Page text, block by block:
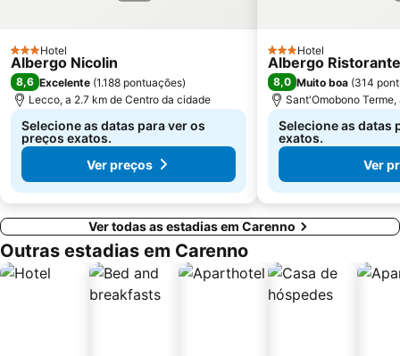
Duomo Metro Station
Abbiategrasso Metro Station
3 Estrelas
Hotel
Albergo Nicolin
8,6 Excelente (1.188 pontuações)
Lecco, a 2.7 km de Centro da cidade
Selecione as datas para ver os
preços exatos.
Ver preços
3 Estrelas
Hotel
Albergo
8,0 Muito boa (314
Sant'Omobono
Selecione as datas
exatos.
Ver
Ver todas as estadias em Carenno
Outras estadias em Carenno